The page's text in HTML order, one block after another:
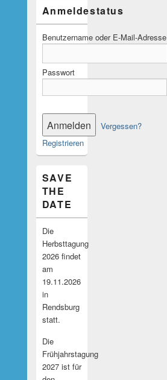
Anmeldestatus
Benutzername oder E-Mail-Adresse
Passwort
Vergessen?
Registrieren
SAVE
THE
DATE
Die
Herbsttagung
2026 findet
am
19.11.2026
in
Rendsburg
statt.
Die
Frühjahrstagung
2027 ist für